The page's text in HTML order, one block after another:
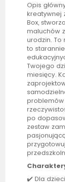
Opis
kreatywnej
Box,
maluchów
urodzin. To
to
Twojego
miesięcy.
po
zestaw
✔️ Dla